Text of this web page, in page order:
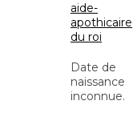
aide-
apothicaire
du roi
Date de
naissance
inconnue.